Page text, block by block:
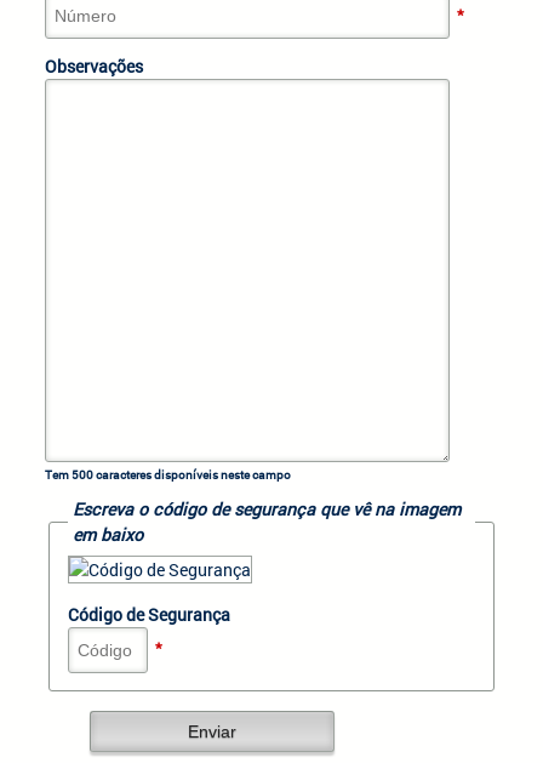
*
Observações
Tem500caracteres disponíveis neste campo
Escreva o código de segurança que vê na imagem
em baixo
Código de Segurança
*